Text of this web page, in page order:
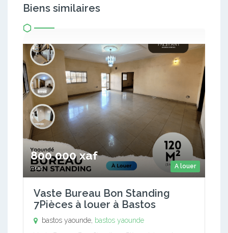
Biens similaires
A louer
800 000 xaf
mois
Vaste Bureau Bon Standing
7Pièces à louer à Bastos
bastos yaounde, bastos yaounde